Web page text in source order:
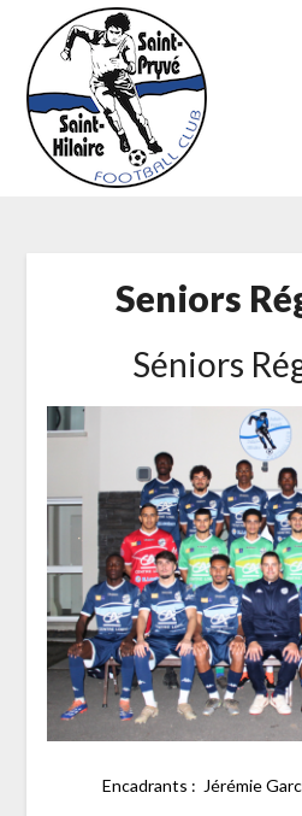
content
Seniors
Séniors
Encadrants : Jérémie